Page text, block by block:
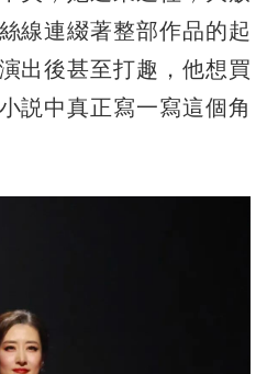
線連綴著整部作品的起
出後甚至打趣，他想買
説中真正寫一寫這個角